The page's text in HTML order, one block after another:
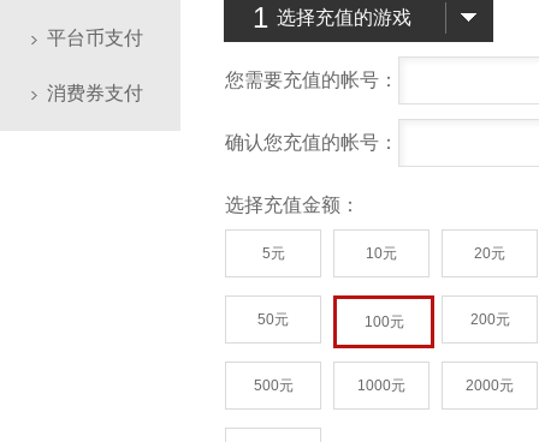
平台币支付
消费券支付
1 选择充值的游戏
您需要充值的帐号：
确认您充值的帐号：
选择充值金额：
5元 10元 20元
50元 100元 200元
500元 1000元 2000元